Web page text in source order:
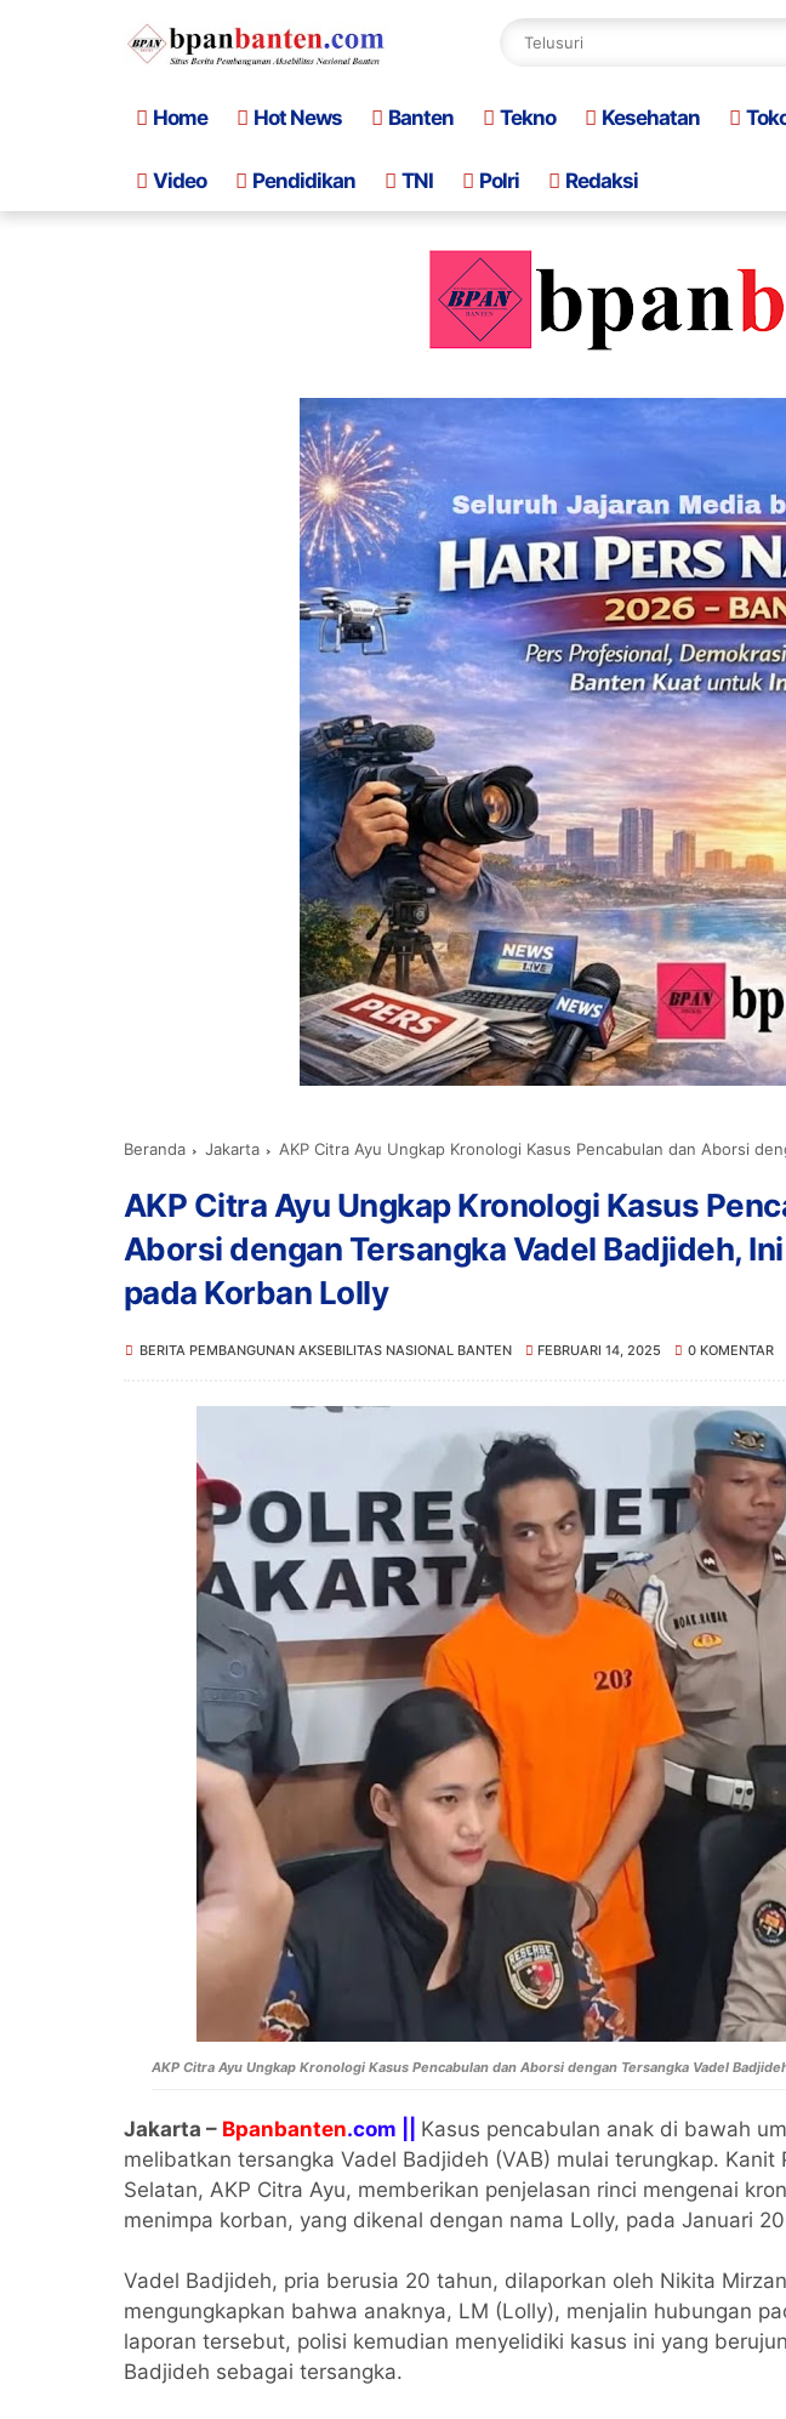
Home Hot News Banten Tekno Kesehatan
Video Pendidikan TNI Polri Redaksi
Beranda Jakarta AKP Citra Ayu Ungkap Kronologi Kasus Pencabulan dan Aborsi dengan Tersangka Vadel
AKP Citra Ayu Ungkap Kronologi Kasus
Aborsi dengan Tersangka Vadel Badjideh,
pada Korban Lolly
BERITA PEMBANGUNAN AKSEBILITAS NASIONAL BANTEN FEBRUARI 14, 2025 0 KOMENTAR
AKP Citra Ayu Ungkap Kronologi Kasus Pencabulan dan Aborsi dengan Tersangka Vadel
Jakarta – Bpanbanten.com || Kasus pencabulan anak di bawah
melibatkan tersangka Vadel Badjideh (VAB) mulai terungkap. Kanit
Selatan, AKP Citra Ayu, memberikan penjelasan rinci mengenai
menimpa korban, yang dikenal dengan nama Lolly, pada Januari
Vadel Badjideh, pria berusia 20 tahun, dilaporkan oleh Nikita
mengungkapkan bahwa anaknya, LM (Lolly), menjalin hubungan
laporan tersebut, polisi kemudian menyelidiki kasus ini yang
Badjideh sebagai tersangka.